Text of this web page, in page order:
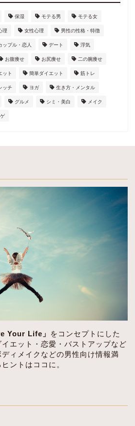
保湿 モテる男 モテる女
理 女性心理 男性の性格・特徴
ップル・恋人 デート 浮気
お腹痩せ お尻痩せ 二の腕痩せ
ット 簡単ダイエット 筋トレ
ッチ ヨガ 生き方・メンタル
グルメ シミ・美白 メイク
Your Life」
をコンセプトにした
エット・恋愛・バストアップなど
ィメイクなどの男性向け情報満
ントはココに。